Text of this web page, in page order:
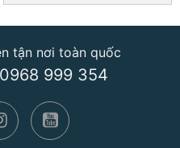
tận nơi toàn quốc
999 354